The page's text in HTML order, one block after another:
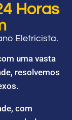
Horas
Eletricista.
uma vasta
resolvemos
com